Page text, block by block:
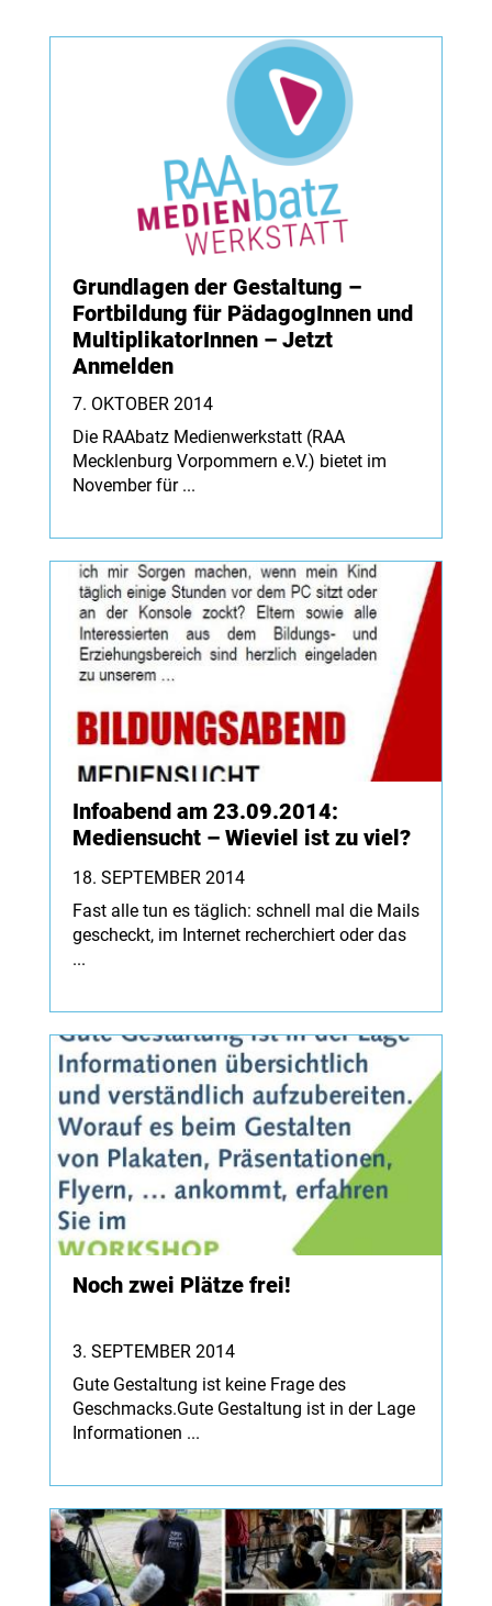
Grundlagen der Gestaltung –
Fortbildung für PädagogInnen und
MultiplikatorInnen – Jetzt
Anmelden
7. OKTOBER 2014
Die RAAbatz Medienwerkstatt (RAA
Mecklenburg Vorpommern e.V.) bietet im
November für ...
Infoabend am 23.09.2014:
Mediensucht – Wieviel ist zu viel?
18. SEPTEMBER 2014
Fast alle tun es täglich: schnell mal die Mails
gescheckt, im Internet recherchiert oder das
...
Noch zwei Plätze frei!
3. SEPTEMBER 2014
Gute Gestaltung ist keine Frage des
Geschmacks.Gute Gestaltung ist in der Lage
Informationen ...